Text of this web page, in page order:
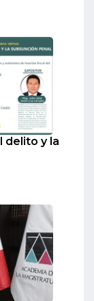
delito y la